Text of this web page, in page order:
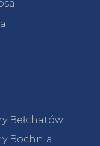
Bełchatów
Bochnia